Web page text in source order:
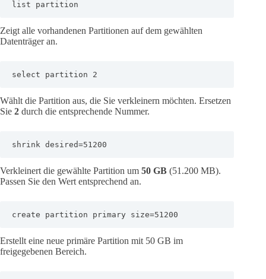
list partition
Zeigt alle vorhandenen Partitionen auf dem gewählten
Datenträger an.
select partition 2
Wählt die Partition aus, die Sie verkleinern möchten. Ersetzen
Sie 2 durch die entsprechende Nummer.
shrink desired=51200
Verkleinert die gewählte Partition um 50 GB (51.200 MB).
Passen Sie den Wert entsprechend an.
create partition primary size=51200
Erstellt eine neue primäre Partition mit 50 GB im
freigegebenen Bereich.